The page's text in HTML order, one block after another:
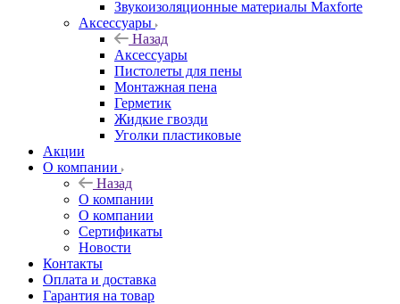
Звукоизоляционные материалы Maxforte
Аксессуары
Назад
Аксессуары
Пистолеты для пены
Монтажная пена
Герметик
Жидкие гвозди
Уголки пластиковые
Акции
О компании
Назад
О компании
О компании
Сертификаты
Новости
Контакты
Оплата и доставка
Гарантия на товар